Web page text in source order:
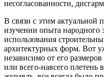
несогласованности,
В связи с этим актуальной
изучении опыта народного
использования
архитектурных форм. Вот
независимо от его
или всего-навсего плетень